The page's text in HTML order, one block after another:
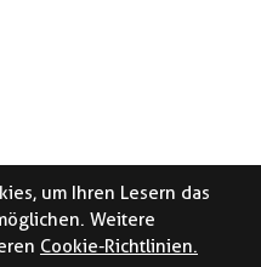
um Ihren Lesern das
Weitere
Cookie-Richtlinien.